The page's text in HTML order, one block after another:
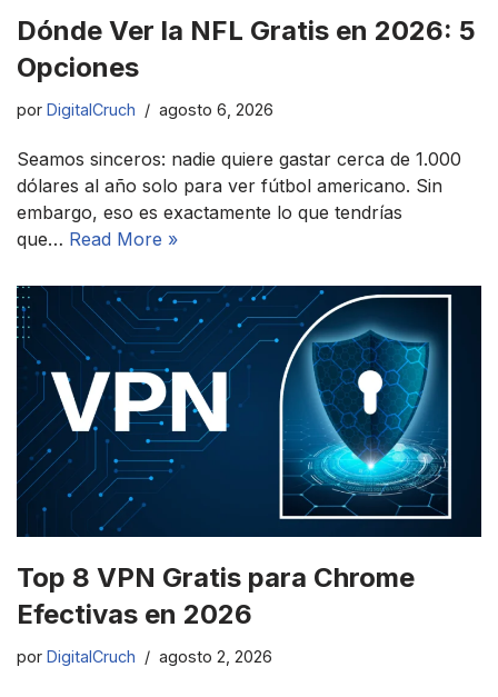
Dónde Ver la NFL Gratis en 2026: 5
Opciones
por DigitalCruch agosto 6, 2026
Seamos sinceros: nadie quiere gastar cerca de 1.000
dólares al año solo para ver fútbol americano. Sin
embargo, eso es exactamente lo que tendrías
que… Read More »
Top 8 VPN Gratis para Chrome
Efectivas en 2026
por DigitalCruch agosto 2, 2026